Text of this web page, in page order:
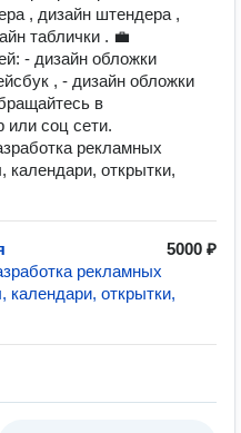
, дизайн штендера ,
таблички . 💼
- дизайн обложки
, - дизайн обложки
в
или соц сети.
рекламных
календари, открытки,
5000 ₽
рекламных
календари, открытки,